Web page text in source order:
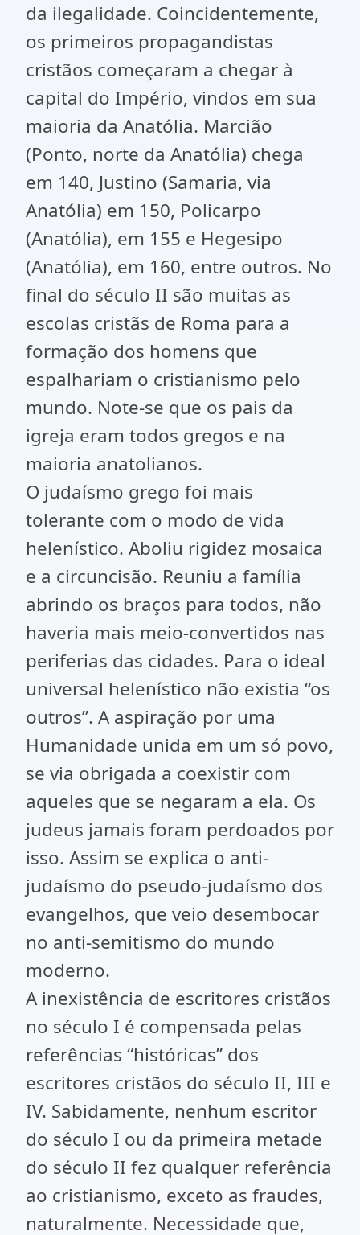
da ilegalidade. Coincidentemente,
os primeiros propagandistas
cristãos começaram a chegar à
capital do Império, vindos em sua
maioria da Anatólia. Marcião
(Ponto, norte da Anatólia) chega
em 140, Justino (Samaria, via
Anatólia) em 150, Policarpo
(Anatólia), em 155 e Hegesipo
(Anatólia), em 160, entre outros. No
final do século II são muitas as
escolas cristãs de Roma para a
formação dos homens que
espalhariam o cristianismo pelo
mundo. Note-se que os pais da
igreja eram todos gregos e na
maioria anatolianos.
O judaísmo grego foi mais
tolerante com o modo de vida
helenístico. Aboliu rigidez mosaica
e a circuncisão. Reuniu a família
abrindo os braços para todos, não
haveria mais meio-convertidos nas
periferias das cidades. Para o ideal
universal helenístico não existia “os
outros”. A aspiração por uma
Humanidade unida em um só povo,
se via obrigada a coexistir com
aqueles que se negaram a ela. Os
judeus jamais foram perdoados por
isso. Assim se explica o anti-
judaísmo do pseudo-judaísmo dos
evangelhos, que veio desembocar
no anti-semitismo do mundo
moderno.
A inexistência de escritores cristãos
no século I é compensada pelas
referências “históricas” dos
escritores cristãos do século II, III e
IV. Sabidamente, nenhum escritor
do século I ou da primeira metade
do século II fez qualquer referência
ao cristianismo, exceto as fraudes,
naturalmente. Necessidade que,